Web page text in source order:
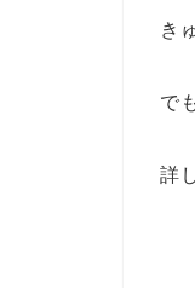
き
で
詳